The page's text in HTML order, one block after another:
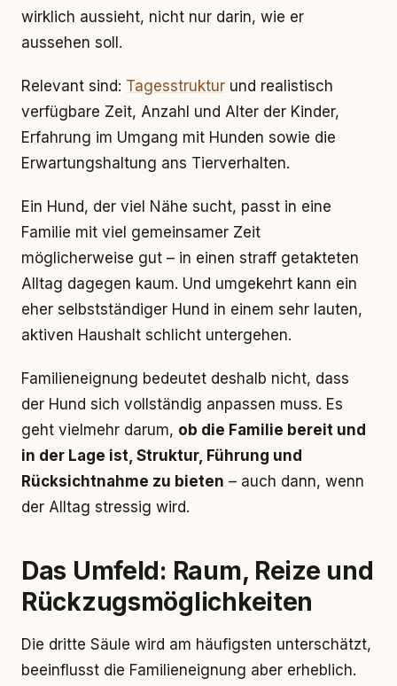
wirklich aussieht, nicht nur darin, wie er
aussehen soll.
Relevant sind: Tagesstruktur und realistisch
verfügbare Zeit, Anzahl und Alter der Kinder,
Erfahrung im Umgang mit Hunden sowie die
Erwartungshaltung ans Tierverhalten.
Ein Hund, der viel Nähe sucht, passt in eine
Familie mit viel gemeinsamer Zeit
möglicherweise gut – in einen straff getakteten
Alltag dagegen kaum. Und umgekehrt kann ein
eher selbstständiger Hund in einem sehr lauten,
aktiven Haushalt schlicht untergehen.
Familieneignung bedeutet deshalb nicht, dass
der Hund sich vollständig anpassen muss. Es
geht vielmehr darum, ob die Familie bereit und
in der Lage ist, Struktur, Führung und
Rücksichtnahme zu bieten – auch dann, wenn
der Alltag stressig wird.
Das Umfeld: Raum, Reize und
Rückzugsmöglichkeiten
Die dritte Säule wird am häufigsten unterschätzt,
beeinflusst die Familieneignung aber erheblich.